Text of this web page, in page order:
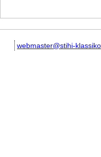
webmaster@stihi-